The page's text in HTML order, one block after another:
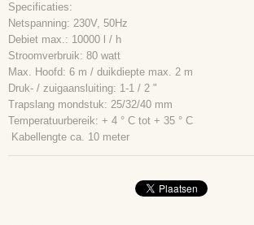
Specificaties:
Netspanning: 230V, 50Hz
Debiet max.: 10000 l / h
Stroomverbruik: 80 watt
Max. Hoofd: 6 m / duikdiepte max. 2 m
Druk- / zuigaansluiting: 1-1 / 2 "
Trapslang mondstuk: 25/32/40 mm
Temperatuurbereik: + 4 ° C tot + 35 ° C
Kabellengte ca. 10 meter